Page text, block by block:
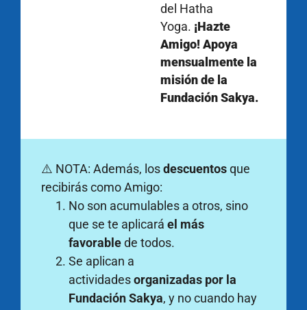
del Hatha
Yoga. ¡Hazte
Amigo! Apoya
mensualmente la
misión de la
Fundación Sakya.
⚠️ NOTA: Además, losdescuentosque
recibirás como Amigo:
No son acumulables a otros, sino
que se te aplicará el más
favorablede todos.
Se aplican a
actividadesorganizadas por la
Fundación Sakya, y no cuando hay